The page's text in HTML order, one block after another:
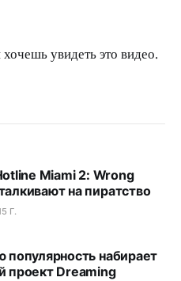
хочешь увидеть это видео.
Miami 2: Wrong
на пиратство
Г.
популярность набирает
проект Dreaming